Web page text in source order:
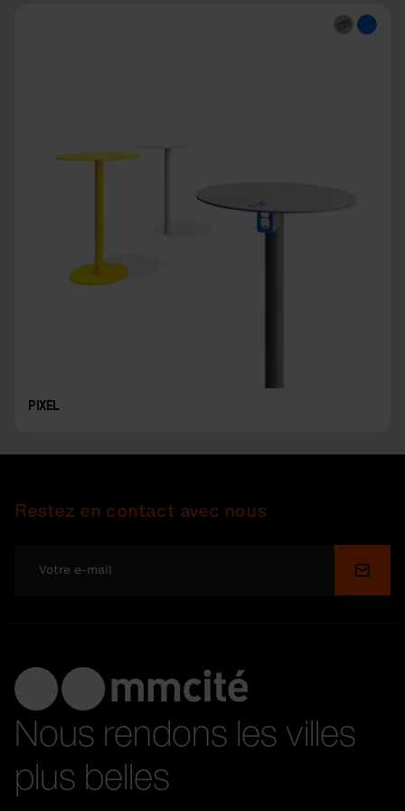
PIXEL
Restez en contact avec nous
Nous rendons les villes
plus belles